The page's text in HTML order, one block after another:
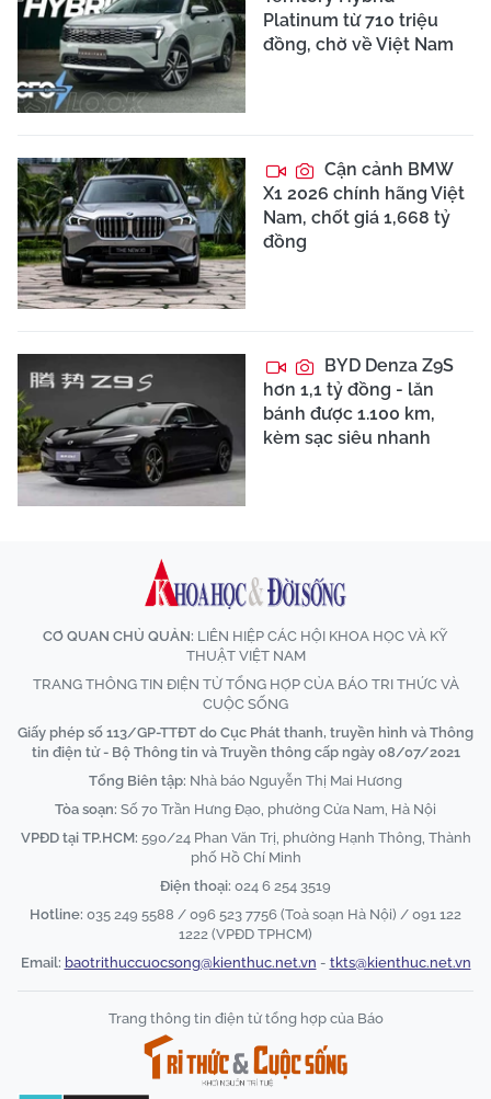
Platinum từ 710 triệu
đồng, chờ về Việt Nam
Cận cảnh BMW
X1 2026 chính hãng Việt
Nam, chốt giá 1,668 tỷ
đồng
BYD Denza Z9S
hơn 1,1 tỷ đồng - lăn
bánh được 1.100 km,
kèm sạc siêu nhanh
CƠ QUAN CHỦ QUẢN: LIÊN HIỆP CÁC HỘI KHOA HỌC VÀ KỸ
THUẬT VIỆT NAM
TRANG THÔNG TIN ĐIỆN TỬ TỔNG HỢP CỦA BÁO TRI THỨC VÀ
CUỘC SỐNG
Giấy phép số 113/GP-TTĐT do Cục Phát thanh, truyền hình và Thông
tin điện tử - Bộ Thông tin và Truyền thông cấp ngày 08/07/2021
Tổng Biên tập: Nhà báo Nguyễn Thị Mai Hương
Tòa soạn: Số 70 Trần Hưng Đạo, phường Cửa Nam, Hà Nội
VPĐD tại TP.HCM: 590/24 Phan Văn Trị, phường Hạnh Thông, Thành
phố Hồ Chí Minh
Điện thoại: 024 6 254 3519
Hotline: 035 249 5588 / 096 523 7756 (Toà soạn Hà Nội) / 091 122
1222 (VPĐD TPHCM)
Email: baotrithuccuocsong@kienthuc.net.vn - tkts@kienthuc.net.vn
Trang thông tin điện tử tổng hợp của Báo